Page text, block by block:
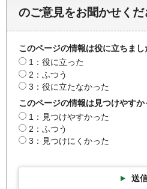
のご意見をお聞かせくだ
このページの情報は役に立ちまし
1：役に立った
2：ふつう
3：役に立たなかった
このページの情報は見つけやすか
1：見つけやすかった
2：ふつう
3：見つけにくかった
送